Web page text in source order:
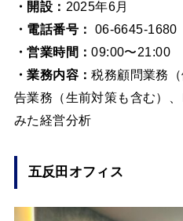
・開設： 2025年6月
・電話番号：
06-6645-1680
・営業時間：09:00〜21:00
・業務内容：税務顧問業務
告業務（生前対策も含む）
みた経営分析
五反田オフィス